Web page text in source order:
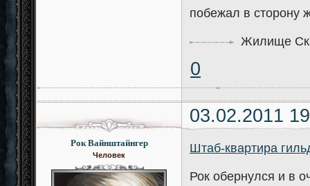
побежал в сторону
Жилище
0
03.02.2011
Рок Вайнштайнгер
Человек
Штаб-квартира
Рок обернулся и в